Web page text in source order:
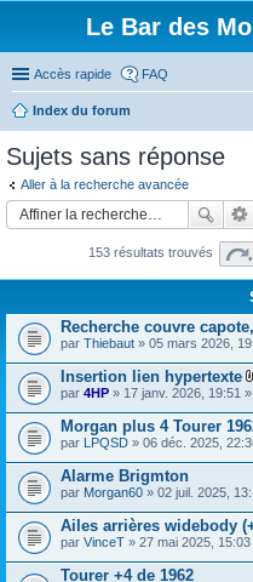
Le Bar des
Accès rapide FAQ
Index du forum
Sujets sans réponse
Aller à la recherche avancée
153 résultats trouvés
Recherche couvre
par Thiebaut » 05 mars 2026,
Insertion lien hypertexte
par 4HP » 17 janv. 2026, 19:51
Morgan plus 4 Tourer
par LPQSD » 06 déc. 2025,
Alarme Brigmton
par Morgan60 » 02 juil. 2025,
Ailes arrières widebody
par VinceT » 27 mai 2025,
Tourer +4 de 1962